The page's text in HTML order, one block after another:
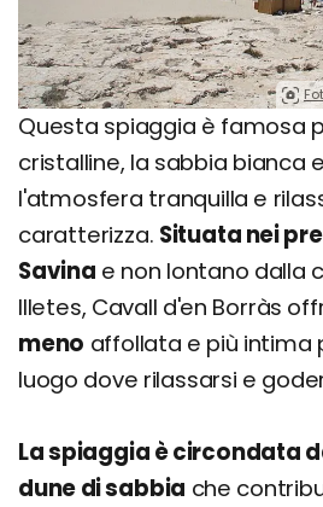
Questa spiaggia è famosa
cristalline, la sabbia bianca
l'atmosfera tranquilla e
caratterizza. Situata nei
Savina e non lontano dalla
Illetes, Cavall d'en Borràs
meno affollata e più intima
luogo dove rilassarsi e
La spiaggia è circondata
dune di sabbia che